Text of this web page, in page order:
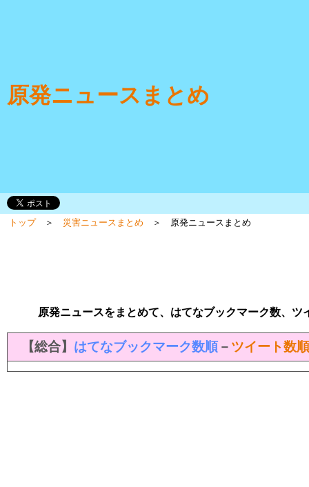
原発ニュースまとめ
トップ＞ 災害ニュースまとめ ＞ 原発ニュースまとめ
原発ニュースをまとめて、はてなブックマーク数、
【総合】 はてなブックマーク数順 － ツイート数順